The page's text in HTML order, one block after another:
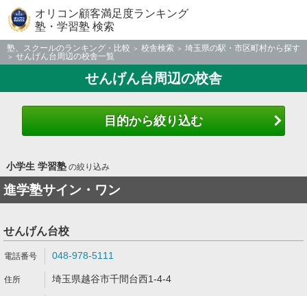
オリコン顧客満足度ランキング
塾・学習塾 検索
塾、スクールのランキング・比較 校舎検索
埼玉県の駅・市区町村から探す
せんげん台周辺の校舎一覧
せんげん台周辺の校舎
目的から絞り込む
小学生 学習塾の絞り込み
進学塾サイン・ワン
せんげん台校
048-978-5111
埼玉県越谷市千間台西1-4-4